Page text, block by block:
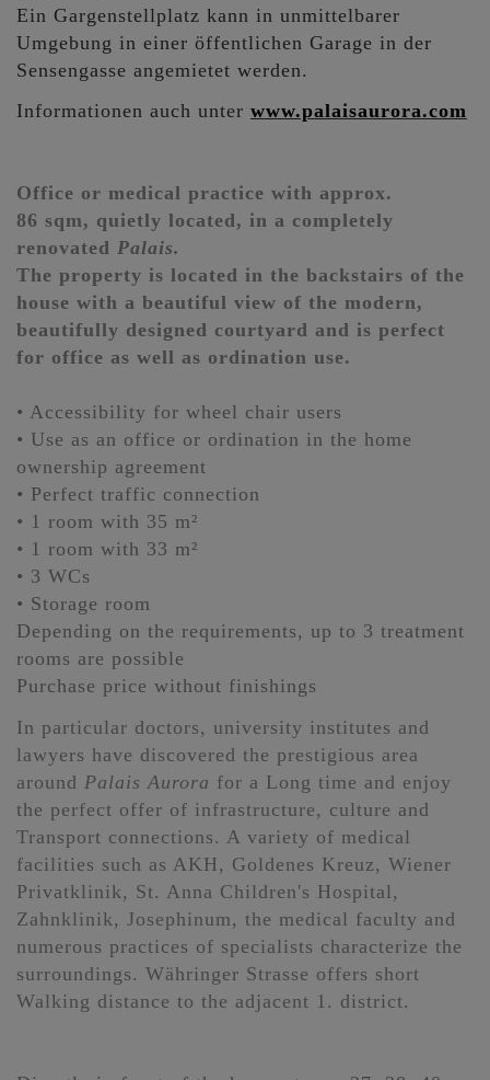
Ein Gargenstellplatz kann in unmittelbarer
Umgebung in einer öffentlichen Garage in der
Sensengasse angemietet werden.
Informationen auch unter www.palaisaurora.com
Office or medical practice with approx.
86 sqm, quietly located, in a completely
renovated Palais.
The property is located in the backstairs of the
house with a beautiful view of the modern,
beautifully designed courtyard and is perfect
for office as well as ordination use.
• Accessibility for wheel chair users
• Use as an office or ordination in the home
ownership agreement
• Perfect traffic connection
• 1 room with 35 m²
• 1 room with 33 m²
• 3 WCs
• Storage room
Depending on the requirements, up to 3 treatment
rooms are possible
Purchase price without finishings
In particular doctors, university institutes and
lawyers have discovered the prestigious area
around Palais Aurora for a Long time and enjoy
the perfect offer of infrastructure, culture and
Transport connections. A variety of medical
facilities such as AKH, Goldenes Kreuz, Wiener
Privatklinik, St. Anna Children's Hospital,
Zahnklinik, Josephinum, the medical faculty and
numerous practices of specialists characterize the
surroundings. Währinger Strasse offers short
Walking distance to the adjacent 1. district.